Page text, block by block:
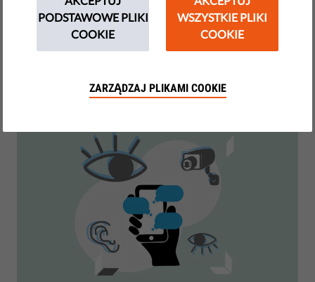
jest źle skonstruowana. Plan KE zagroziłby szyfrowaniu i
negatywnie wpłynąłby na nasze prawa podstawowe, w tym
na prawa dzieci.
PODSTAWOWE PLIKI
COOKIE
WSZYSTKIE PLIKI
COOKIE
ZARZĄDZAJ PLIKAMI COOKIE